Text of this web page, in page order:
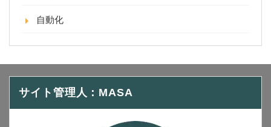
自動化
サイト管理人：MASA